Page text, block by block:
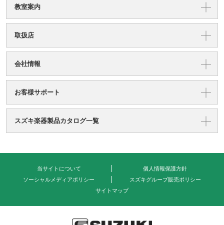
教室案内
取扱店
会社情報
お客様サポート
スズキ楽器製品カタログ一覧
当サイトについて
個人情報保護方針
ソーシャルメディアポリシー
スズキグループ販売ポリシー
サイトマップ